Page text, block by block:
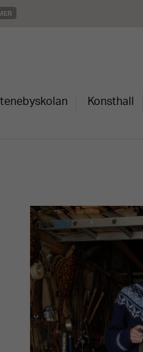
Konsthall